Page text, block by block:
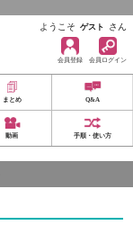
ようこそ ゲスト さん
会員登録 会員ログイン
まとめ Q&A
動画 手順・使い方